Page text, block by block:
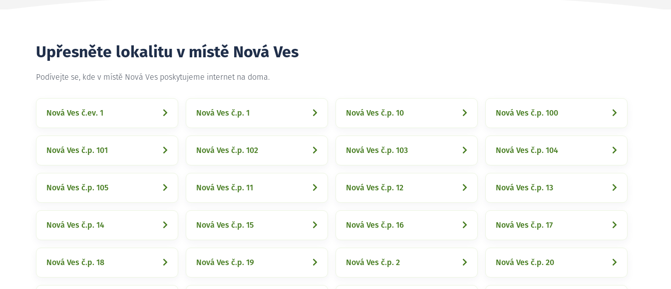
Upřesněte lokalitu v místě Nová Ves
Podívejte se, kde v místě Nová Ves poskytujeme internet na doma.
Nová Ves č.ev. 1 Nová Ves č.p. 1 Nová Ves č.p. 10 Nová Ves č.p. 100
Nová Ves č.p. 101 Nová Ves č.p. 102 Nová Ves č.p. 103 Nová Ves č.p. 104
Nová Ves č.p. 105 Nová Ves č.p. 11 Nová Ves č.p. 12 Nová Ves č.p. 13
Nová Ves č.p. 14 Nová Ves č.p. 15 Nová Ves č.p. 16 Nová Ves č.p. 17
Nová Ves č.p. 18 Nová Ves č.p. 19 Nová Ves č.p. 2 Nová Ves č.p. 20